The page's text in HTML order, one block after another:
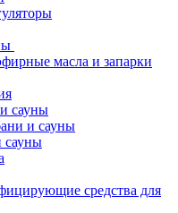
масла и запарки
сауны
и сауны
сауны
средства для